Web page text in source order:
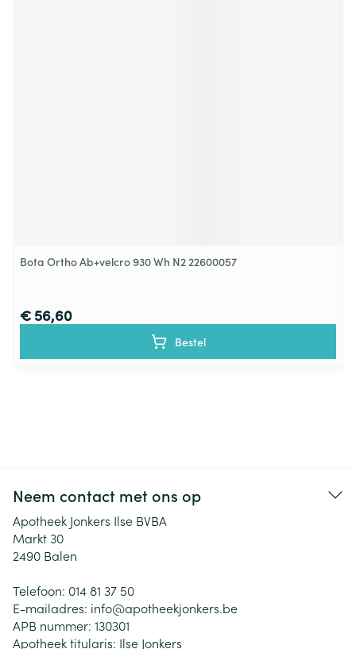
Bota Ortho Ab+velcro 930 Wh N2 22600057
€ 56,60
Bestel
Neem contact met ons op
Apotheek Jonkers Ilse BVBA
Markt 30
2490 Balen
Telefoon: 014 81 37 50
E-mailadres: info@apotheekjonkers.be
APB nummer: 130301
Apotheek titularis: Ilse Jonkers